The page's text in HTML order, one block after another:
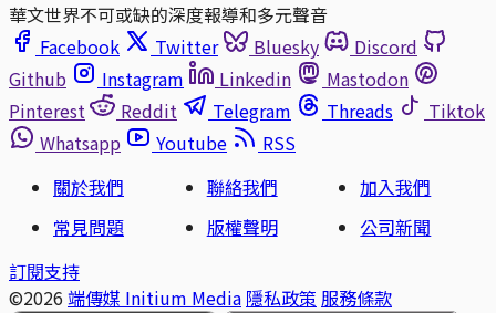
華文世界不可或缺的深度報導和多元聲音
Facebook
Twitter Bluesky
Discord
Github
Instagram Linkedin
Mastodon
Pinterest
Reddit Telegram Threads
Tiktok
Whatsapp
Youtube
RSS
關於我們
聯絡我們
加入我們
常見問題
版權聲明
公司新聞
訂閱支持
©2026 端傳媒 Initium Media 隱私政策 服務條款